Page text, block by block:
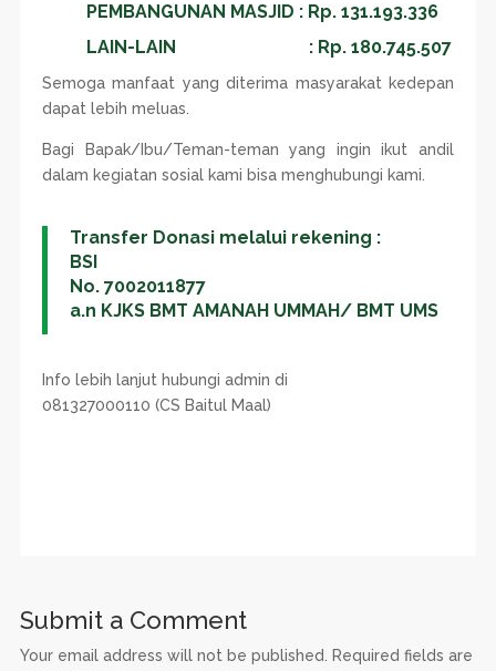
PEMBANGUNAN MASJID : Rp. 131.193.336
LAIN-LAIN : Rp. 180.745.507
Semoga manfaat yang diterima masyarakat kedepan
dapat lebih meluas.
Bagi Bapak/Ibu/Teman-teman yang ingin ikut andil
dalam kegiatan sosial kami bisa menghubungi kami.
Transfer Donasi melalui rekening :
BSI
No. 7002011877
a.n KJKS BMT AMANAH UMMAH/ BMT UMS
Info lebih lanjut hubungi admin di
081327000110 (CS Baitul Maal)
Submit a Comment
Your email address will not be published.
Required fields are